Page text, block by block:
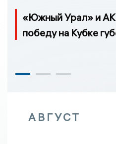
«Южный Урал» и
победу на Кубке
АВГУСТ